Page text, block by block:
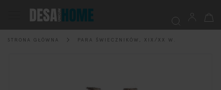
Mój
STRONA GŁÓWNA PARA ŚWIECZNIKÓW, XIX/XX W.